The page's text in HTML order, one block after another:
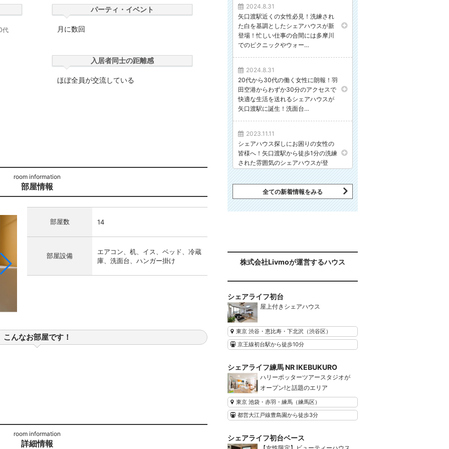
パーティ・イベント
月に数回
入居者同士の距離感
ほぼ全員が交流している
部屋情報
部屋数 14
部屋設備
エアコン、机、イス、ベッド、冷蔵
庫、洗面台、ハンガー掛け
こんなお部屋です！
詳細情報
2024.8.31
矢口渡駅近くの女性必見！洗練され
た白を基調としたシェアハウスが新
登場！忙しい仕事の合間には多摩川
でのピクニックやウォー…
2024.8.31
20代から30代の働く女性に朗報！羽
田空港からわずか30分のアクセスで
快適な生活を送れるシェアハウスが
矢口渡駅に誕生！洗面台…
2023.11.11
シェアハウス探しにお困りの女性の
皆様へ！矢口渡駅から徒歩1分の洗練
された雰囲気のシェアハウスが登
2023.9.30
2023.7.31
ン❗️❗️ 7月末まで早い者勝ちキャンペー
ちょっとで…
2023.5.31
【1名限定】最大1ヶ月0円キャンペー
ン❗️❗️ 5月末まで早い者勝ちキャンペー
ちょっとで…
2023.4.30
【1名限定】最大1ヶ月0円キャンペー
ン❗️❗️ 4月末まで早い者勝ちキャンペー
ンです！ 1名限定早い者勝ちのため、
全ての新着情報をみる
株式会社Livmoが運営するハウス
シェアライフ初台
屋上付きシェアハウス
東京 渋谷・恵比寿・下北沢（渋谷区）
京王線初台駅から徒歩10分
シェアライフ練馬 NR IKEBUKURO
ハリーポッターツアースタジオが
オープン!と話題のエリア
東京 池袋・赤羽・練馬（練馬区）
都営大江戸線豊島園から徒歩3分
シェアライフ初台ベース